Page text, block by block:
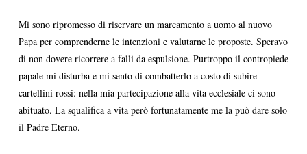
Mi sono ripromesso di riservare un marcamento a uomo al nuovo
Papa per comprenderne le intenzioni e valutarne le proposte. Speravo
di non dovere ricorrere a falli da espulsione. Purtroppo il contropiede
papale mi disturba e mi sento di combatterlo a costo di subire
cartellini rossi: nella mia partecipazione alla vita ecclesiale ci sono
abituato. La squalifica a vita però fortunatamente me la può dare solo
il Padre Eterno.